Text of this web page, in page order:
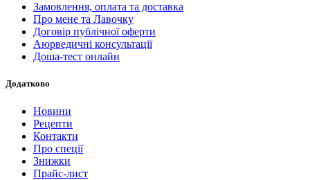
Замовлення, оплата та доставка
Про мене та Лавочку
Договір публічної оферти
Аюрведичні консультації
Доша-тест онлайн
Додатково
Новини
Рецепти
Контакти
Про спеції
Знижки
Прайс-лист